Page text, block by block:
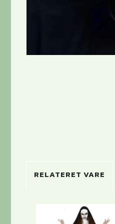
RELATERET VARE